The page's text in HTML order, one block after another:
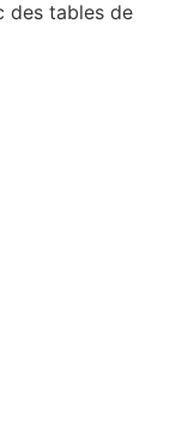
des tables de